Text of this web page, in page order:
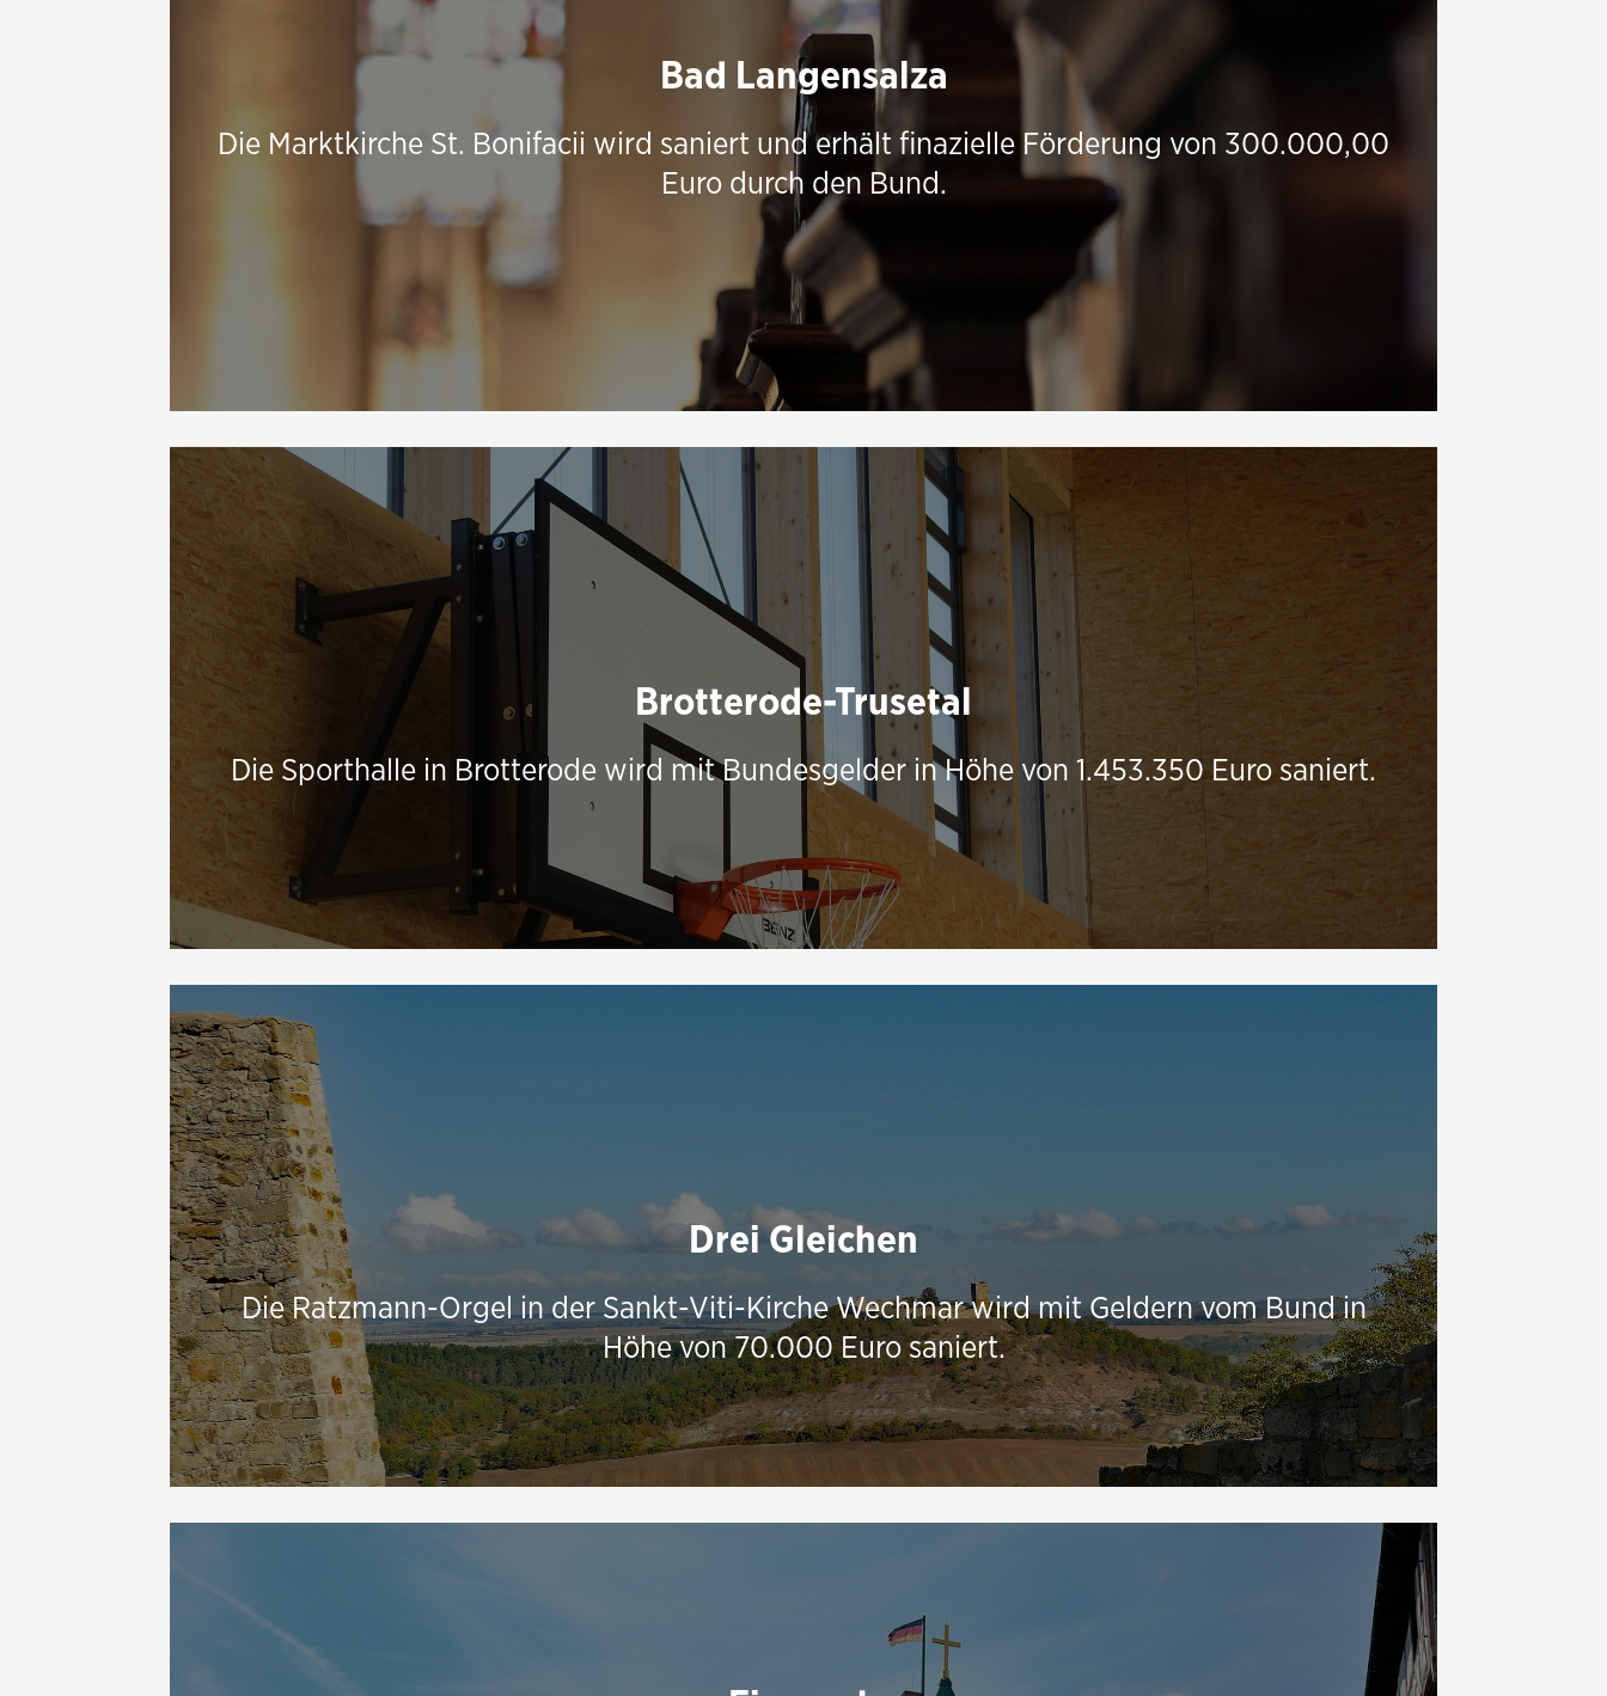
Bad Langensalza
Die Marktkirche St. Bonifacii wird saniert und erhält finazielle Förderung von 300.000,00
Euro durch den Bund.
Brotterode-Trusetal
Die Sporthalle in Brotterode wird mit Bundesgelder in Höhe von 1.453.350 Euro saniert.
Drei Gleichen
Die Ratzmann-Orgel in der Sankt-Viti-Kirche Wechmar wird mit Geldern vom Bund in
Höhe von 70.000 Euro saniert.